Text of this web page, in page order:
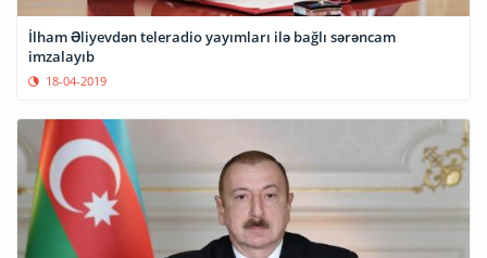
İlham Əliyevdən teleradio yayımları ilə bağlı sərəncam
imzalayıb
18-04-2019